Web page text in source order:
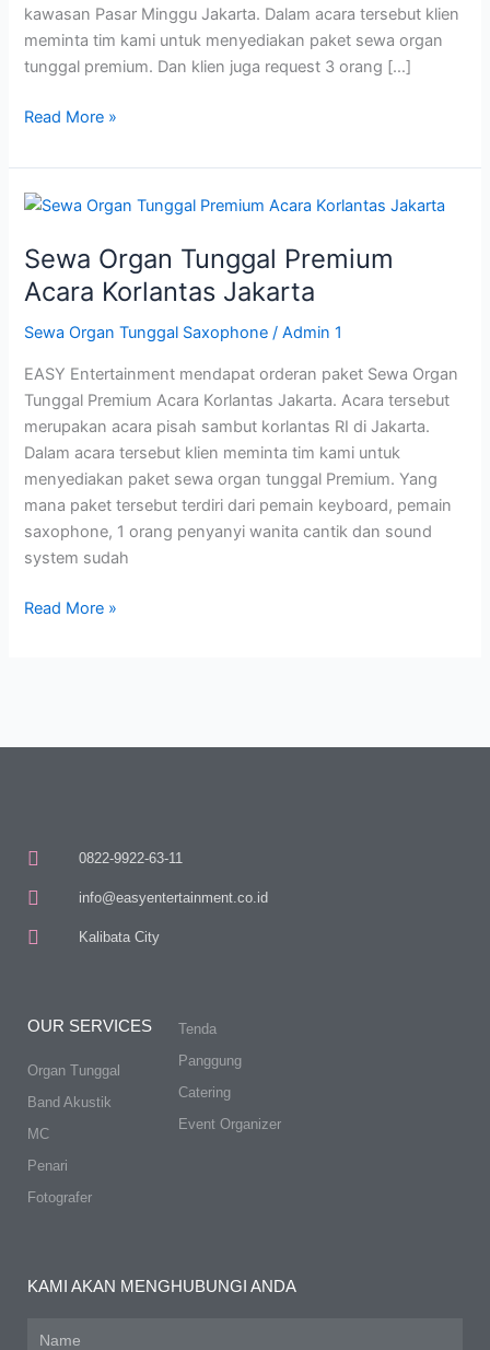
kawasan Pasar Minggu Jakarta. Dalam acara tersebut klien
meminta tim kami untuk menyediakan paket sewa organ
tunggal premium. Dan klien juga request 3 orang […]
Read More »
Sewa Organ Tunggal Premium
Acara Korlantas Jakarta
Sewa Organ Tunggal Saxophone /Admin 1
EASY Entertainment mendapat orderan paket Sewa Organ
Tunggal Premium Acara Korlantas Jakarta. Acara tersebut
merupakan acara pisah sambut korlantas RI di Jakarta.
Dalam acara tersebut klien meminta tim kami untuk
menyediakan paket sewa organ tunggal Premium. Yang
mana paket tersebut terdiri dari pemain keyboard, pemain
saxophone, 1 orang penyanyi wanita cantik dan sound
system sudah
Sewa
Tunggal
Premium
Korlantas
Read More »
0822-9922-63-11
info@easyentertainment.co.id
Kalibata City
OUR SERVICES
Organ Tunggal
Band Akustik
MC
Penari
Fotografer
Tenda
Panggung
Catering
Event Organizer
KAMI AKAN MENGHUBUNGI ANDA